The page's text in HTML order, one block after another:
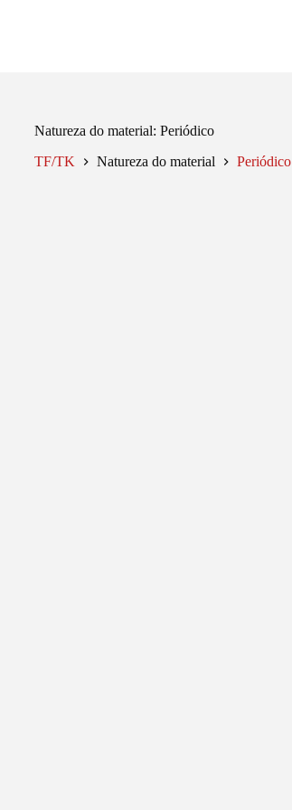
Natureza do material Periódico
TF/TK Natureza do material Periódico